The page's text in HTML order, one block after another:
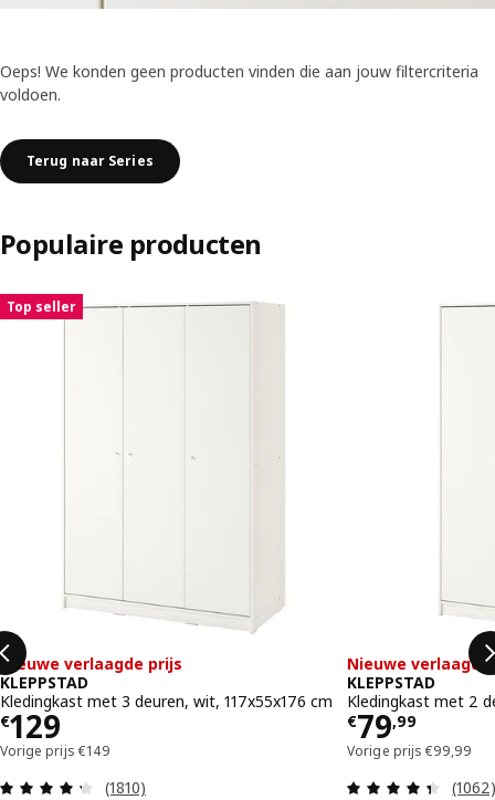
Oeps! We konden geen producten vinden die aan jouw filtercriteria
voldoen.
Terug naar Series
Populaire producten
Lijst overslaan
Top seller
Nieuwe verlaagde prijs
KLEPPSTAD
Kledingkast met 3 deuren, wit, 117x55x176 cm
€129
Prijs € 129
Vorige prijs€149
Vorige prijs € 149
Beoordeling: 4.3 van 5 sterren. Totaal
(1810)
Nieuwe
KLEPPSTAD
Kledingkast met 2
€79,99
Prijs €
Vorige prijs€99,99
Vorige